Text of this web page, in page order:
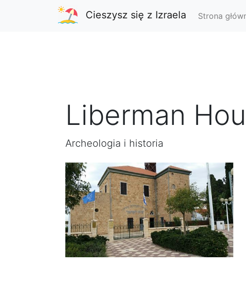
Cieszysz się z Izraela Strona
Liberman
Archeologia i historia